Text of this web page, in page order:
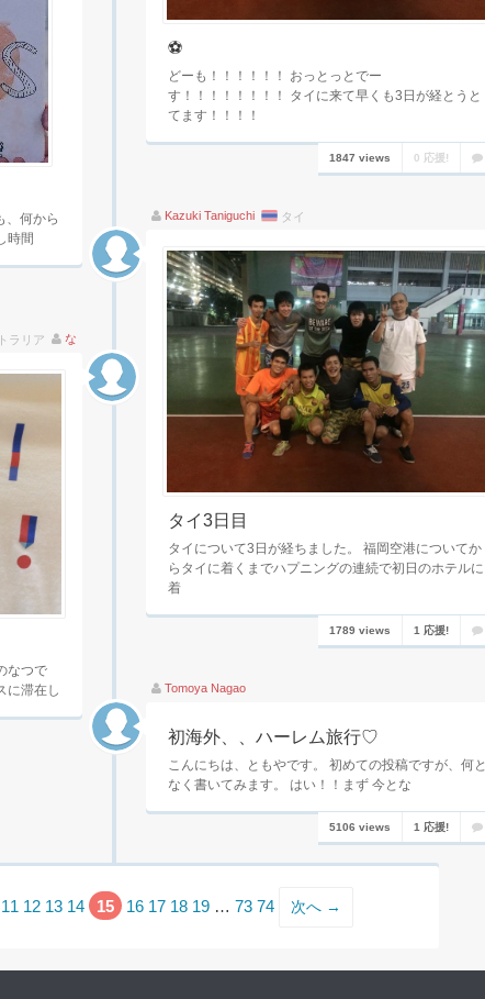
⚽️
どーも！！！！！！ おっとっとでー
す！！！！！！！！ タイに来て早くも3日が経とうと
てます！！！！
1847 views 0 応援!
、何から
時間
タイ3日目
タイについて3日が経ちました。 福岡空港についてか
らタイに着くまでハプニングの連続で初日のホテルに
着
Kazuki Taniguchi タイ
1789 views 1 応援!
なつで
に滞在し
な
ラリア
初海外、、ハーレム旅行♡
こんにちは、ともやです。 初めての投稿ですが、何と
なく書いてみます。 はい！！まず 今とな
Tomoya Nagao
5106 views 1 応援!
11 12 13 14 15 16 17 18 19 … 73 74 次へ →